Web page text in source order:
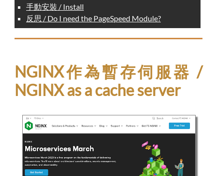
手動安裝 / Install
反思 / Do I need the PageSpeed Module?
NGINX作為暫存伺服器 /
NGINX as a cache server